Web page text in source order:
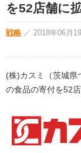
を52店舗に
戦略 ／ 2018年06月
(株)カスミ（茨城県
の食品の寄付を52店